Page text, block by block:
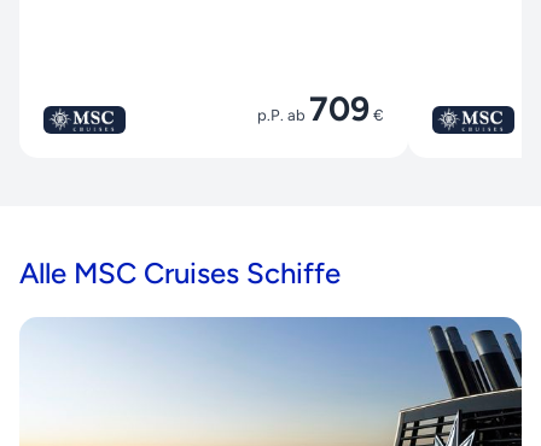
p.P. ab 709€
Alle MSC Cruises Schiffe